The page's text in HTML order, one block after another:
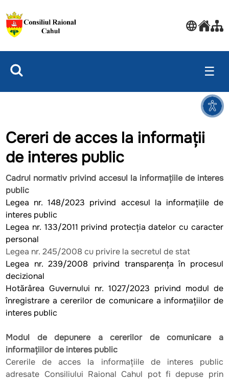
☰
Cereri de acces la informații
de interes public
Cadrul normativ privind accesul la informațiile de interes
public
Legea nr. 148/2023 privind accesul la informațiile de
interes public
Legea nr. 133/2011 privind protecția datelor cu caracter
personal
Legea nr. 245/2008 cu privire la secretul de stat
Legea nr. 239/2008 privind transparenţa în procesul
decizional
Hotărârea Guvernului nr. 1027/2023 privind modul de
înregistrare a cererilor de comunicare a informațiilor de
interes public
Modul de depunere a cererilor de comunicare a
informațiilor de interes public
Cererile de acces la informațiile de interes public
adresate Consiliului Raional Cahul pot fi depuse prin